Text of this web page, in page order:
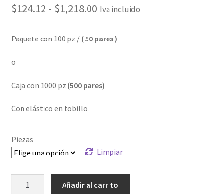
$124.12 - $1,218.00 Iva incluido
Paquete con 100 pz / ( 50 pares )
o
Caja con 1000 pz (500 pares)
Con elástico en tobillo.
Piezas
Limpiar
Añadir al carrito